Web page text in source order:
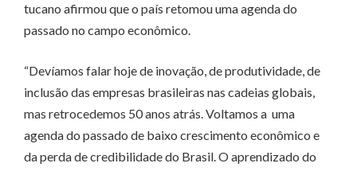
tucano afirmou que o país retomou uma agenda do
passado no campo econômico.
“Devíamos falar hoje de inovação, de produtividade, de
inclusão das empresas brasileiras nas cadeias globais,
mas retrocedemos 50 anos atrás. Voltamos a uma
agenda do passado de baixo crescimento econômico e
da perda de credibilidade do Brasil. O aprendizado do